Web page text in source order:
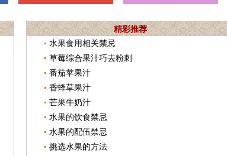
精彩推荐
水果食用相关禁忌
草莓综合果汁巧去粉刺
番茄苹果汁
香蜂草果汁
芒果牛奶汁
水果的饮食禁忌
水果的配伍禁忌
挑选水果的方法